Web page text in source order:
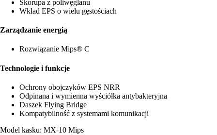
Skorupa z poliwęglanu
Wkład EPS o wielu gęstościach
Zarządzanie energią
Rozwiązanie Mips® C
Technologie i funkcje
Ochrony obojczyków EPS NRR
Odpinana i wymienna wyściółka antybakteryjna
Daszek Flying Bridge
Kompatybilność z systemami komunikacji
Model kasku: MX-10 Mips